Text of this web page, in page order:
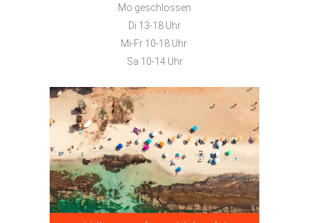
Mo geschlossen
Di 13-18 Uhr
Mi-Fr 10-18 Uhr
Sa 10-14 Uhr